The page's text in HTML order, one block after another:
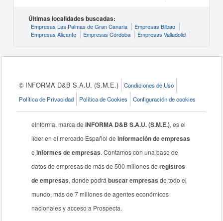
Últimas localidades buscadas:
Empresas Las Palmas de Gran Canaria
Empresas Bilbao
Empresas Alicante
Empresas Córdoba Empresas Valladolid
© INFORMA D&B S.A.U. (S.M.E.)
Condiciones de Uso
Política de Privacidad
Política de Cookies Configuración de cookies
eInforma, marca deINFORMA D&B S.A.U. (S.M.E.), es el
líder en el mercado Español deinformación de empresas
einformes de empresas. Contamos con una base de
datos de empresas de más de 500 millones deregistros
de empresas, donde podrábuscar empresas de todo el
mundo, más de 7 millones de agentes económicos
nacionales y acceso a Prospecta.